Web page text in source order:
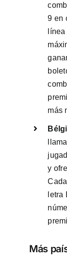
9 en
más
llama
y
letra
Más